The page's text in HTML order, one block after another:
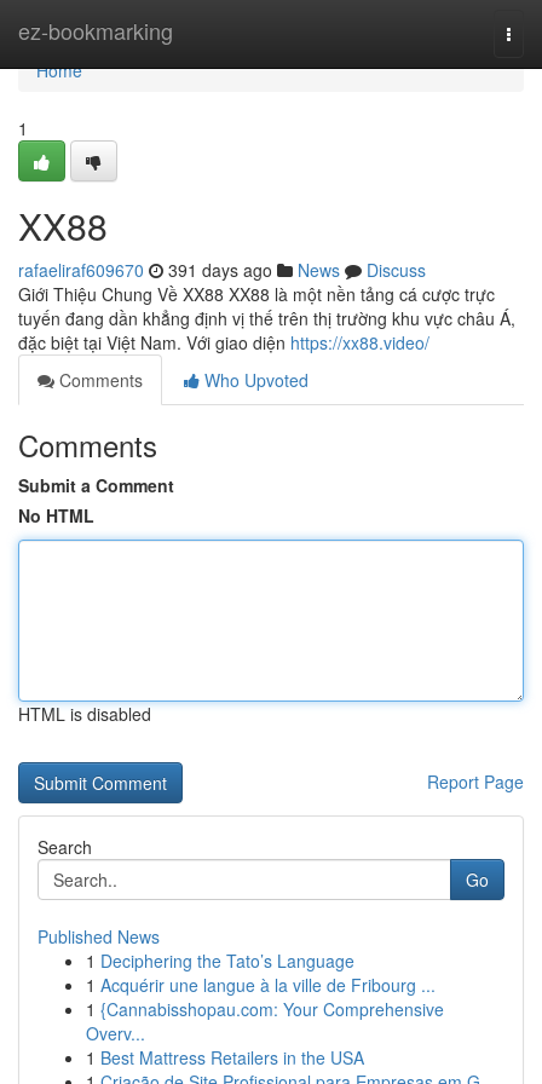
ez-bookmarking
Home
Home
1
XX88
rafaeliraf609670 391 days ago News
Discuss
Giới Thiệu Chung Về XX88 XX88 là một nền tảng cá cược trực
tuyến đang dần khẳng định vị thế trên thị trường khu vực châu Á,
đặc biệt tại Việt Nam. Với giao diện https://xx88.video/
Comments
Who Upvoted
Comments
Submit a Comment
No HTML
HTML is disabled
Report Page
Search
Go
Published News
1 Deciphering the Tato’s Language
1 Acquérir une langue à la ville de Fribourg ...
1 {Cannabisshopau.com: Your Comprehensive
Overv...
1 Best Mattress Retailers in the USA